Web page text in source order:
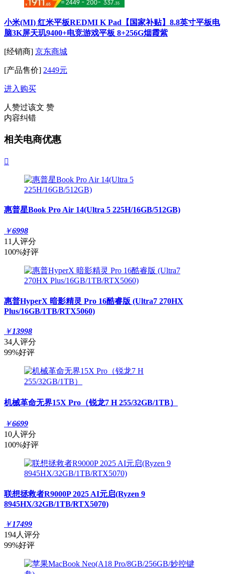
小米(MI) 红米平板REDMI K Pad【国家补贴】8.8英寸平板电
脑3K屏天玑9400+电竞游戏平板 8+256G烟霞紫
[经销商] 京东商城
[产品售价] 2449元
进入购买
人赞过该文 赞
内容纠错
相关电商优惠

惠普星Book Pro Air 14(Ultra 5 225H/16GB/512GB)
￥6998
11人评分
100%好评
惠普HyperX 暗影精灵 Pro 16酷睿版 (Ultra7 270HX
Plus/16GB/1TB/RTX5060)
￥13998
34人评分
99%好评
机械革命无界15X Pro（锐龙7 H 255/32GB/1TB）
￥6699
10人评分
100%好评
联想拯救者R9000P 2025 AI元启(Ryzen 9
8945HX/32GB/1TB/RTX5070)
￥17499
194人评分
99%好评